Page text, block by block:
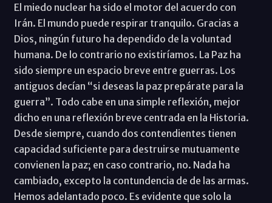
El miedo nuclear ha sido el motor del acuerdo con
Irán. El mundo puede respirar tranquilo. Gracias a
Dios, ningún futuro ha dependido de la voluntad
humana. De lo contrario no existiríamos. La Paz ha
sido siempre un espacio breve entre guerras. Los
antiguos decían “si deseas la paz prepárate para la
guerra”. Todo cabe en una simple reflexión, mejor
dicho en una reflexión breve centrada en la Historia.
Desde siempre, cuando dos contendientes tienen
capacidad suficiente para destruirse mutuamente
convienen la paz; en caso contrario, no. Nada ha
cambiado, excepto la contundencia de de las armas.
Hemos adelantado poco. Es evidente que solo la